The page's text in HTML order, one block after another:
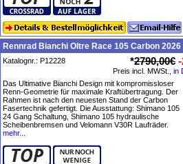
Rennrad Bianchi Oltre Race 105 Carbon 2026
Katalognr.: P12228 *2790,00€
Preis incl. MWSt., in
Das Ultimative Bianchi Design mit kompromissloser
Renn-Geometrie für maximale Kraftübertragung. Der
Rahmen ist nach den neuesten Stand der Carbon
Fasertechnik gefertigt. Die Ausstattung: Shimano 105
24 Gang Schaltung, Shimano 105 hydraulische
Scheibenbremsen und Velomann V30R Laufräder.
mehr...